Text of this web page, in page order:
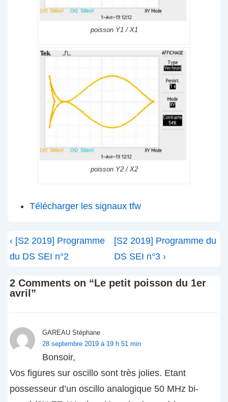
poisson Y1 / X1
poisson Y2 / X2
Télécharger les signaux tfw
Navigation
de
l’article
Previous
Post
‹ [S2 2019] Programme
du DS SEI n°2
Next
Post
[S2 2019] Programme du
DS SEI n°3 ›
2 Comments on “Le petit poisson du 1er
avril ”
GAREAU Stéphane
28 septembre 2019 à 19 h 51 min
Bonsoir,
Vos figures sur oscillo sont très jolies. Etant
possesseur d’un oscillo analogique 50 MHz bi-